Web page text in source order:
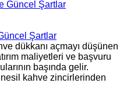
Şartlar
dükkanı açmayı düşünen
maliyetleri ve başvuru
başında gelir.
kahve zincirlerinden